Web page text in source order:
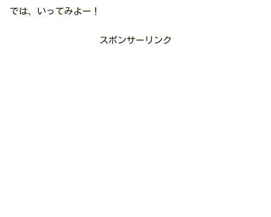
では、いってみよー！
スポンサーリンク